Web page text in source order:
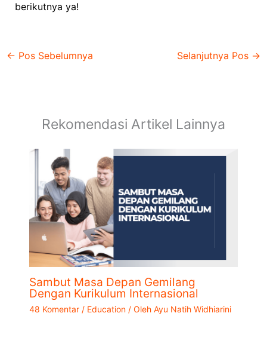
berikutnya ya!
← Pos Sebelumnya Selanjutnya Pos →
Rekomendasi Artikel Lainnya
Sambut Masa Depan Gemilang
Dengan Kurikulum Internasional
48 Komentar / Education/ Oleh Ayu Natih Widhiarini